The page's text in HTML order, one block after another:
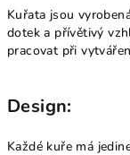
Kuřata jsou
dotek a přívětivý
pracovat při
Design:
Každé kuře má